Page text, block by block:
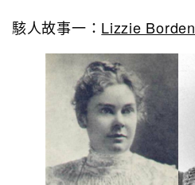
駭人故事一： Lizzie Borden